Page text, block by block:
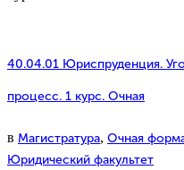
40.04.01 Юриспруденция.
процесс. 1 курс. Очная
в Магистратура, Очная
Юридический факультет